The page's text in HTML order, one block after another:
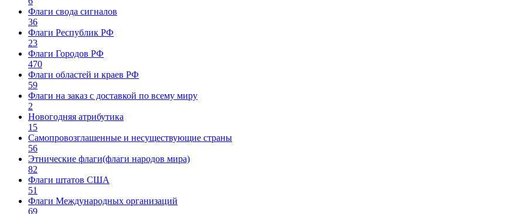
Флаги свода сигналов
36
Флаги Республик РФ
23
Флаги Городов РФ
470
Флаги областей и краев РФ
59
Флаги на заказ с доставкой по всему миру
2
Новогодняя атрибутика
15
Самопровозглашенные и несуществующие страны
56
Этнические флаги(флаги народов мира)
82
Флаги штатов США
51
Флаги Международных организаций
69